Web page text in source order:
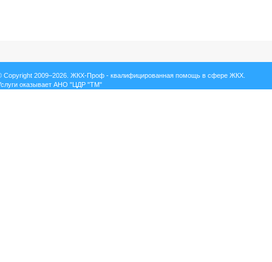
Copyright 2009–2026. ЖКХ-Проф - квалифицированная помощь в сфере ЖКХ.
оказывает АНО "ЦДР "ТМ"